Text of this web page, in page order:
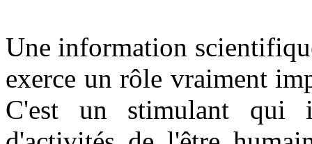
Une information
exerce un rôle vraiment
C'est un stimulant qui